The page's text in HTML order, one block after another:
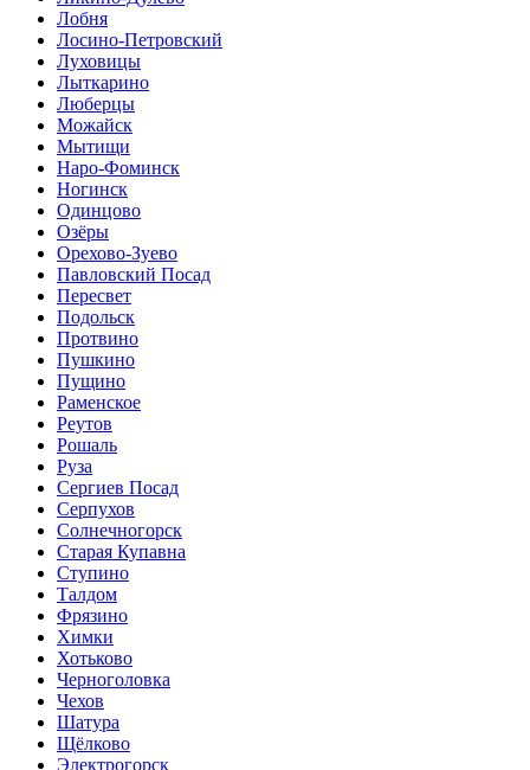
Лобня
Лосино-Петровский
Луховицы
Лыткарино
Люберцы
Можайск
Мытищи
Наро-Фоминск
Ногинск
Одинцово
Озёры
Орехово-Зуево
Павловский Посад
Пересвет
Подольск
Протвино
Пушкино
Пущино
Раменское
Реутов
Рошаль
Руза
Сергиев Посад
Серпухов
Солнечногорск
Старая Купавна
Ступино
Талдом
Фрязино
Химки
Хотьково
Черноголовка
Чехов
Шатура
Щёлково
Электрогорск